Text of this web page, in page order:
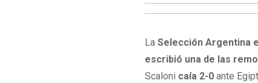
LaSelección Argentina
escribió una de las
Scaloni caía 2-0 ante